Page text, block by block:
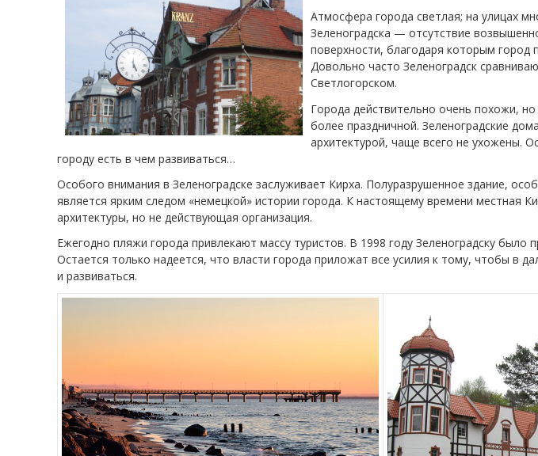
Атмосфера города светлая; на улицах
Зеленоградска — отсутствие
поверхности, благодаря которым город
Довольно часто Зеленоградск
Светлогорском.
Города действительно очень похожи,
более праздничной. Зеленоградские
архитектурой, чаще всего не ухожены.
городу есть в чем развиваться…
Особого внимания в Зеленоградске заслуживает Кирха. Полуразрушенное здание,
является ярким следом «немецкой» истории города. К настоящему времени местная
архитектуры, но не действующая организация.
Ежегодно пляжи города привлекают массу туристов. В 1998 году Зеленоградску было
Остается только надеется, что власти города приложат все усилия к тому, чтобы в
и развиваться.